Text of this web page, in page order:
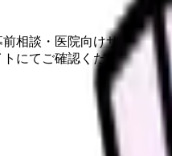
前相談・医院向けサービス
にてご確認ください。